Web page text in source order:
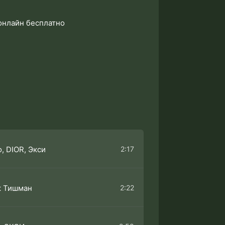
бесплатно
DIOR, Экси 2:17
Тишман 2:22